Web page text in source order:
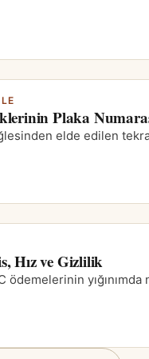
Plaka
elde edilen
Hız ve Gizlilik
ödemelerinin yığınımda